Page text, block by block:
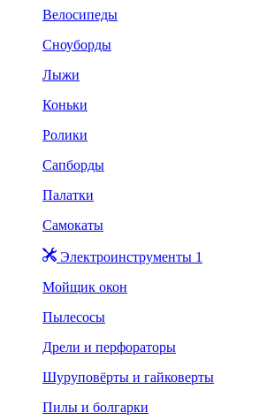
Велосипеды
Сноуборды
Лыжи
Коньки
Ролики
Сапборды
Палатки
Самокаты
Электроинструменты 1
Мойщик окон
Пылесосы
Дрели и перфораторы
Шуруповёрты и гайковерты
Пилы и болгарки